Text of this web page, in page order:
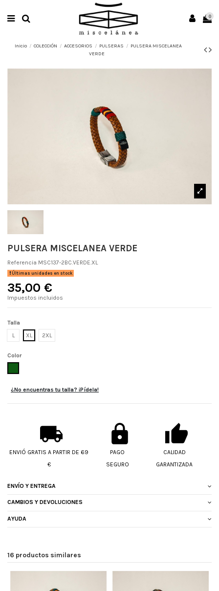
0
Inicio COLECCIÓN ACCESORIOS PULSERAS
PULSERA MISCELANEA
VERDE
PULSERA MISCELANEA VERDE
Referencia MSC137-2BC.VERDE.XL
Últimas unidades en stock
35,00 €
Impuestos incluidos
Talla
L
XL 2XL
Color
¿No encuentras tu talla? ¡Pídela!
ENVIÓ GRATIS A PARTIR DE 69
€
PAGO
SEGURO
CALIDAD
GARANTIZADA
ENVÍO Y ENTREGA
CAMBIOS Y DEVOLUCIONES
AYUDA
16 productos similares